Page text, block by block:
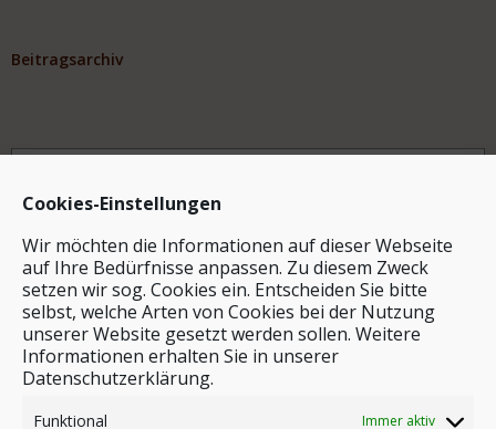
Cookies-Einstellungen
Wir möchten die Informationen auf dieser Webseite
auf Ihre Bedürfnisse anpassen. Zu diesem Zweck
setzen wir sog. Cookies ein. Entscheiden Sie bitte
selbst, welche Arten von Cookies bei der Nutzung
unserer Website gesetzt werden sollen. Weitere
Informationen erhalten Sie in unserer
Datenschutzerklärung.
Funktional Immer aktiv
Beitragsarchiv
Archiv
Stichwortsuche